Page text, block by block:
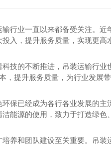
输行业一直以来都备受关注。
投入，提升服务质量，实现更
科技的不断推进，吊装运输行
，提升服务质量，为行业发展带
环保已经成为各行各业发展的
能源的使用，致力于打造绿色
培养和团队建设至关重要。吊